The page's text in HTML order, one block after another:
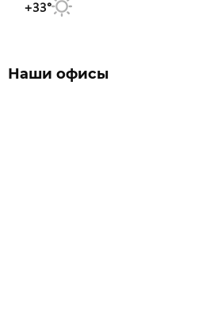
+33°
Наши офисы